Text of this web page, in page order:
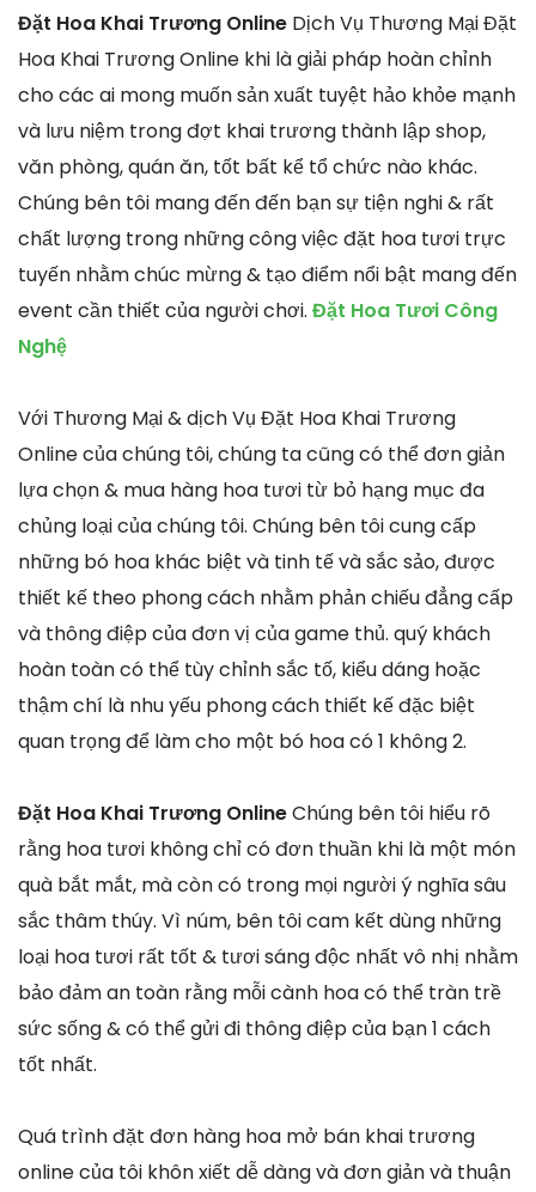
Đặt Hoa Khai Trương Online Dịch Vụ Thương Mại Đặt
Hoa Khai Trương Online khi là giải pháp hoàn chỉnh
cho các ai mong muốn sản xuất tuyệt hảo khỏe mạnh
và lưu niệm trong đợt khai trương thành lập shop,
văn phòng, quán ăn, tốt bất kể tổ chức nào khác.
Chúng bên tôi mang đến đến bạn sự tiện nghi & rất
chất lượng trong những công việc đặt hoa tươi trực
tuyến nhằm chúc mừng & tạo điểm nổi bật mang đến
event cần thiết của người chơi. Đặt Hoa Tươi Công
Nghệ
Với Thương Mại & dịch Vụ Đặt Hoa Khai Trương
Online của chúng tôi, chúng ta cũng có thể đơn giản
lựa chọn & mua hàng hoa tươi từ bỏ hạng mục đa
chủng loại của chúng tôi. Chúng bên tôi cung cấp
những bó hoa khác biệt và tinh tế và sắc sảo, được
thiết kế theo phong cách nhằm phản chiếu đẳng cấp
và thông điệp của đơn vị của game thủ. quý khách
hoàn toàn có thể tùy chỉnh sắc tố, kiểu dáng hoặc
thậm chí là nhu yếu phong cách thiết kế đặc biệt
quan trọng để làm cho một bó hoa có 1 không 2.
Đặt Hoa Khai Trương OnlineChúng bên tôi hiểu rõ
rằng hoa tươi không chỉ có đơn thuần khi là một món
quà bắt mắt, mà còn có trong mọi người ý nghĩa sâu
sắc thâm thúy. Vì núm, bên tôi cam kết dùng những
loại hoa tươi rất tốt & tươi sáng độc nhất vô nhị nhằm
bảo đảm an toàn rằng mỗi cành hoa có thể tràn trề
sức sống & có thể gửi đi thông điệp của bạn 1 cách
tốt nhất.
Quá trình đặt đơn hàng hoa mở bán khai trương
online của tôi khôn xiết dễ dàng và đơn giản và thuận